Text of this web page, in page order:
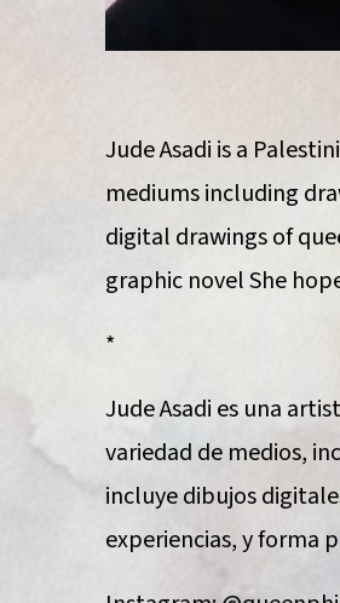
Jude Asadi is a
mediums including
digital drawings of
graphic novel She
*
Jude Asadi es una
variedad de medios,
incluye dibujos
experiencias, y forma